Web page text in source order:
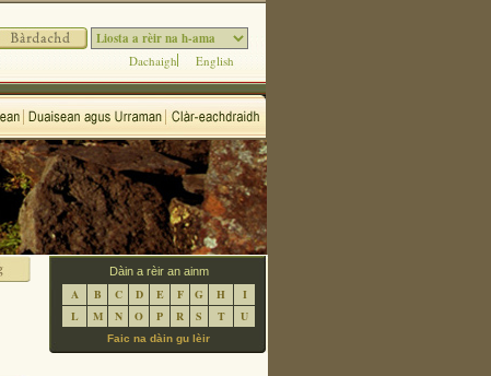
Dachaigh English
Dàin a rèir an ainm
A B C D E F G H
I
L
M N O P R S T U
Faic na dàin gu lèir